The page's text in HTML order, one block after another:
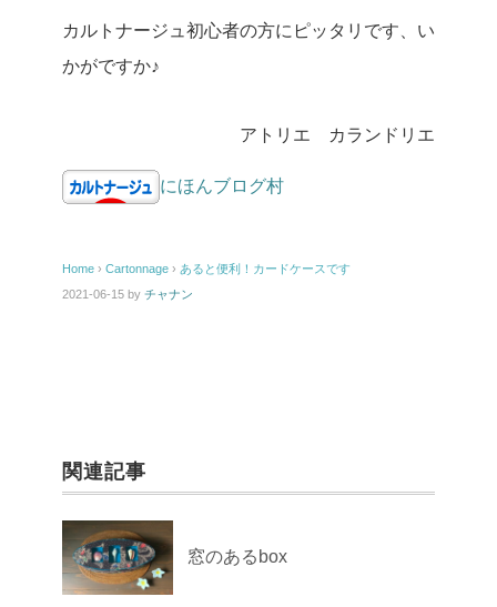
カルトナージュ初心者の方にピッタリです、い
かがですか♪
アトリエ カランドリエ
にほんブログ村
Home › Cartonnage › あると便利！カードケースです
2021-06-15 by チャナン
関連記事
窓のあるbox